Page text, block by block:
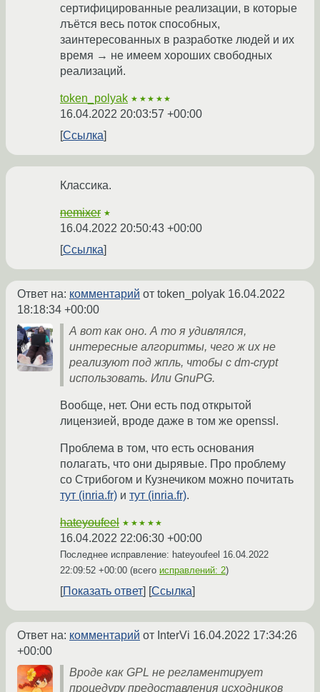
сертифицированные реализации, в которые
лъётся весь поток способных,
заинтересованных в разработке людей и их
время → не имеем хороших свободных
реализаций.
token_polyak ★★★★★
16.04.2022 20:03:57 +00:00
Ссылка
Классика.
nemixer ★
16.04.2022 20:50:43 +00:00
Ссылка
Ответ на: комментарий от token_polyak 16.04.2022
18:18:34 +00:00
А вот как оно. А то я удивлялся,
интересные алгоритмы, чего ж их не
реализуют под жпль, чтобы с dm-crypt
использовать. Или GnuPG.
Вообще, нет. Они есть под открытой
лицензией, вроде даже в том же openssl.
Проблема в том, что есть основания
полагать, что они дырявые. Про проблему
со Стрибогом и Кузнечиком можно почитать
тут (inria.fr) и тут (inria.fr).
hateyoufeel ★★★★★
16.04.2022 22:06:30 +00:00
Последнее исправление: hateyoufeel 16.04.2022
22:09:52 +00:00 (всего исправлений: 2)
Показать ответ Ссылка
Ответ на: комментарий от InterVi 16.04.2022 17:34:26
+00:00
Вроде как GPL не регламентирует
процедуру предоставления исходников